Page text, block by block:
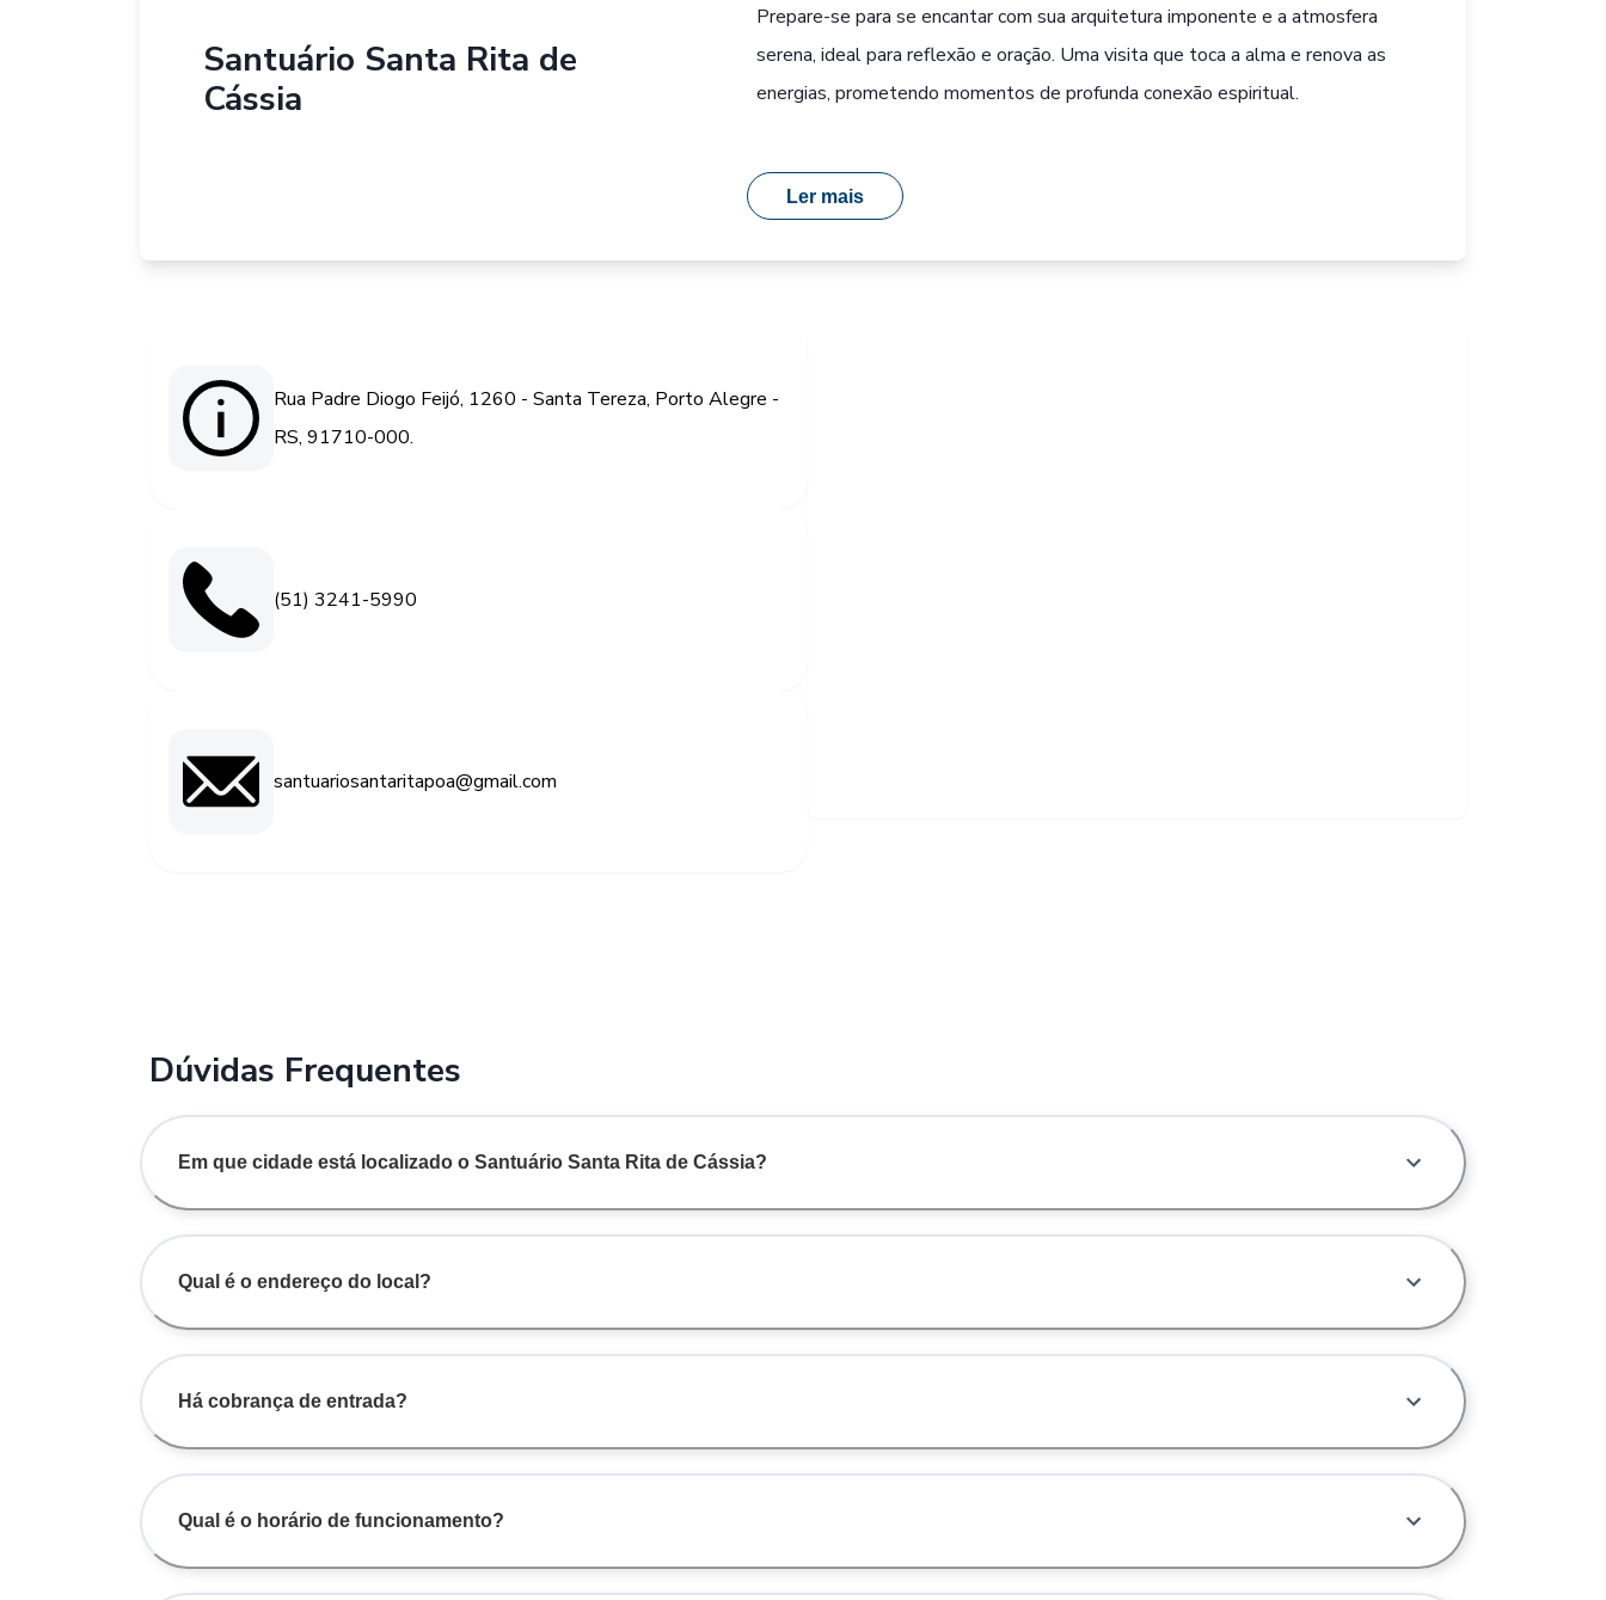
Santuário Santa Rita de
Cássia
Prepare-se para se encantar com sua arquitetura imponente e a atmosfera
serena, ideal para reflexão e oração. Uma visita que toca a alma e renova as
energias, prometendo momentos de profunda conexão espiritual.
Ler mais
Rua Padre Diogo Feijó, 1260 - Santa Tereza, Porto Alegre -
RS, 91710-000.
(51) 3241-5990
santuariosantaritapoa@gmail.com
Dúvidas Frequentes
Em que cidade está localizado o Santuário Santa Rita de Cássia?
Qual é o endereço do local?
Há cobrança de entrada?
Qual é o horário de funcionamento?